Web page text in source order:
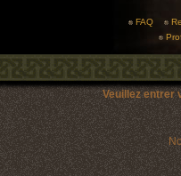
FAQ
Veuillez entrer